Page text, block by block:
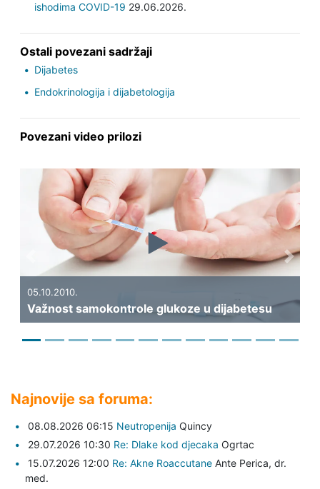
ishodima COVID-19 29.06.2026.
Ostali povezani sadržaji
Dijabetes
Endokrinologija i dijabetologija
Povezani video prilozi
05.10.2010.
Važnost samokontrole glukoze u dijabetesu
Previous Next
Najnovije sa foruma:
08.08.2026 06:15 Neutropenija Quincy
29.07.2026 10:30 Re: Dlake kod djecaka Ogrtac
15.07.2026 12:00 Re: Akne Roaccutane Ante Perica, dr.
med.